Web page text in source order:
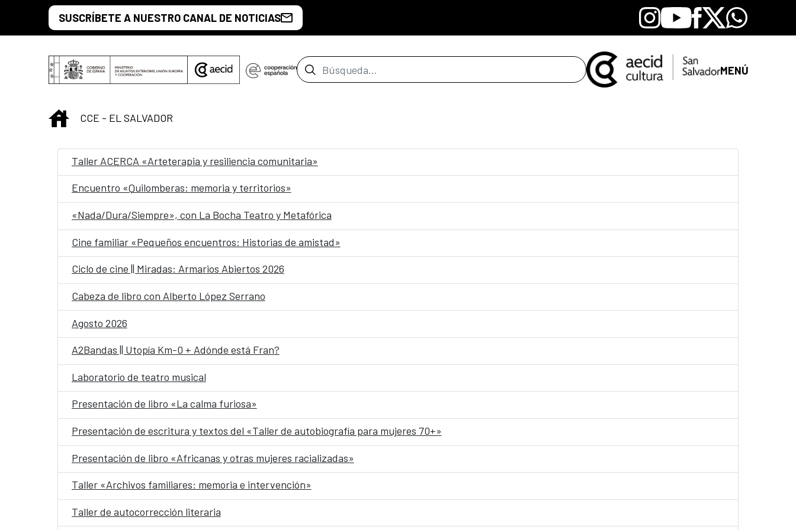
Saltar al contenido principal
SUSCRÍBETE A NUESTRO CANAL DE NOTICIAS Instagram
YoutubeFacebook
X Whatsapp
Barra de búsqueda MENÚ
INICIO
CCE - EL SALVADOR
Taller ACERCA «Arteterapia y resiliencia comunitaria»
Encuentro «Quilomberas: memoria y territorios»
«Nada/Dura/Siempre», con La Bocha Teatro y Metafórica
Cine familiar «Pequeños encuentros: Historias de amistad»
Ciclo de cine || Miradas: Armarios Abiertos 2026
Cabeza de libro con Alberto López Serrano
Agosto 2026
A2Bandas || Utopía Km-0 + Adónde está Fran?
Laboratorio de teatro musical
Presentación de libro «La calma furiosa»
Presentación de escritura y textos del «Taller de autobiografía para mujeres 70+»
Presentación de libro «Africanas y otras mujeres racializadas»
Taller «Archivos familiares: memoria e intervención»
Taller de autocorrección literaria